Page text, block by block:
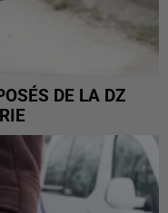
DE LA DZ